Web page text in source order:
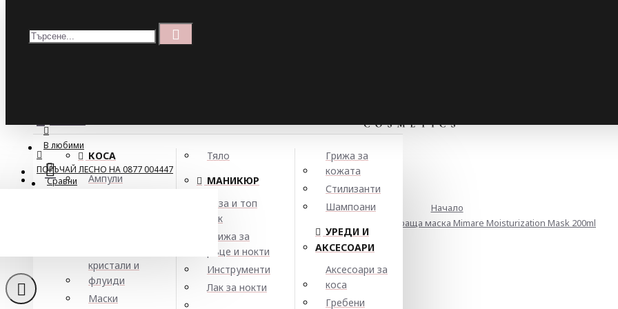
Кошница
В любими
Сравни
КОСА
Ампули
кристали и
флуиди
Маски
Тяло
МАНИКЮР
База и топ
лак
Грижа за
ръце и нокти
Инструменти
Лак за нокти
Грижа за
кожата
Стилизанти
Шампоани
УРЕДИ И
АКСЕСОАРИ
Аксесоари за
коса
Гребени
ПОРЪЧАЙ ЛЕСНО НА 0877 004447
Начало
Интензивно хидратираща маска Mimare Moisturization Mask 200ml